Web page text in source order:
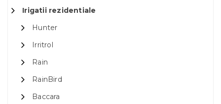
Irigatii rezidentiale
Hunter
Irritrol
Rain
RainBird
Baccara